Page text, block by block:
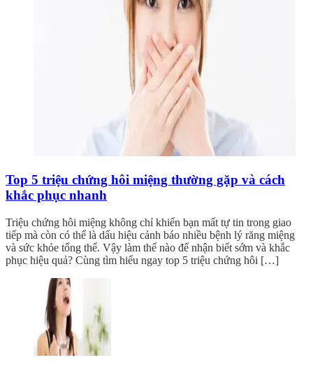
Top 5 triệu chứng hôi miệng thường gặp và cách
khắc phục nhanh
Triệu chứng hôi miệng không chỉ khiến bạn mất tự tin trong giao
tiếp mà còn có thể là dấu hiệu cảnh báo nhiều bệnh lý răng miệng
và sức khỏe tổng thể. Vậy làm thế nào để nhận biết sớm và khắc
phục hiệu quả? Cùng tìm hiểu ngay top 5 triệu chứng hôi […]